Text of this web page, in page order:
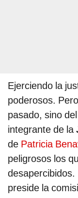
Ejerciendo la
poderosos.
pasado, sino
integrante de la
de Patricia
peligrosos los
desapercibidos.
preside la